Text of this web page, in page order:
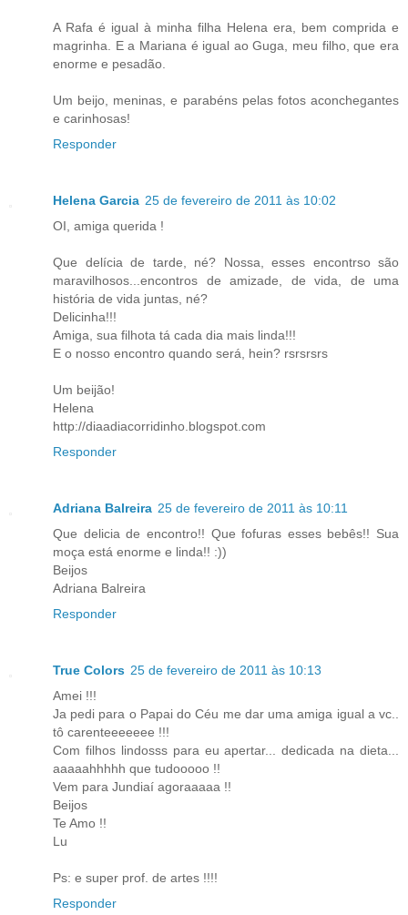
A Rafa é igual à minha filha Helena era, bem comprida e
magrinha. E a Mariana é igual ao Guga, meu filho, que era
enorme e pesadão.
Um beijo, meninas, e parabéns pelas fotos aconchegantes
e carinhosas!
Responder
Helena Garcia 25 de fevereiro de 2011 às 10:02
OI, amiga querida !
Que delícia de tarde, né? Nossa, esses encontrso são
maravilhosos...encontros de amizade, de vida, de uma
história de vida juntas, né?
Delicinha!!!
Amiga, sua filhota tá cada dia mais linda!!!
E o nosso encontro quando será, hein? rsrsrsrs
Um beijão!
Helena
http://diaadiacorridinho.blogspot.com
Responder
Adriana Balreira 25 de fevereiro de 2011 às 10:11
Que delicia de encontro!! Que fofuras esses bebês!! Sua
moça está enorme e linda!! :))
Beijos
Adriana Balreira
Responder
True Colors 25 de fevereiro de 2011 às 10:13
Amei !!!
Ja pedi para o Papai do Céu me dar uma amiga igual a vc..
tô carenteeeeeee !!!
Com filhos lindosss para eu apertar... dedicada na dieta...
aaaaahhhhh que tudooooo !!
Vem para Jundiaí agoraaaaa !!
Beijos
Te Amo !!
Lu
Ps: e super prof. de artes !!!!
Responder